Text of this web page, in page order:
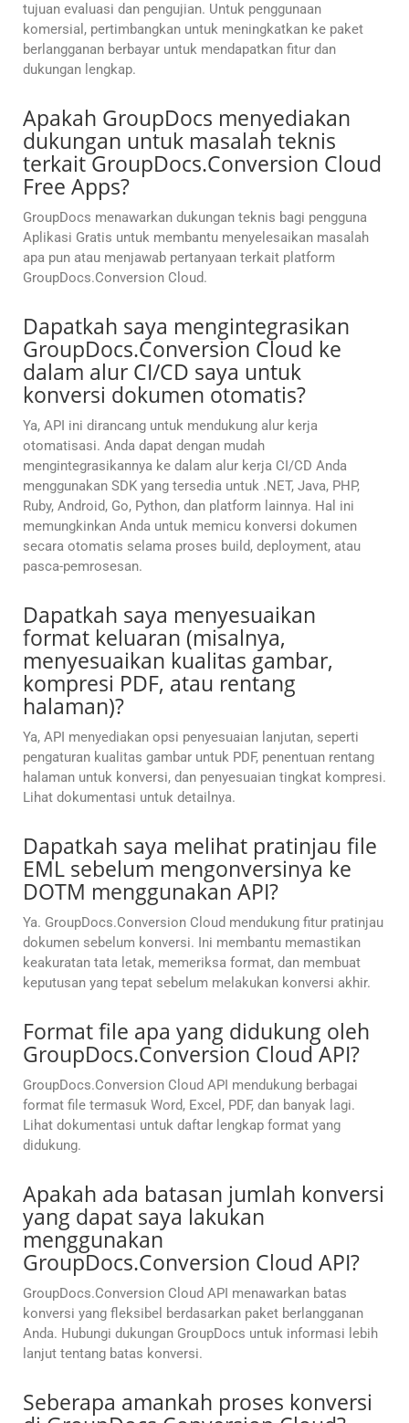
tujuan evaluasi dan pengujian. Untuk penggunaan
komersial, pertimbangkan untuk meningkatkan ke paket
berlangganan berbayar untuk mendapatkan fitur dan
dukungan lengkap.
Apakah GroupDocs menyediakan
dukungan untuk masalah teknis
terkait GroupDocs.Conversion Cloud
Free Apps?
GroupDocs menawarkan dukungan teknis bagi pengguna
Aplikasi Gratis untuk membantu menyelesaikan masalah
apa pun atau menjawab pertanyaan terkait platform
GroupDocs.Conversion Cloud.
Dapatkah saya mengintegrasikan
GroupDocs.Conversion Cloud ke
dalam alur CI/CD saya untuk
konversi dokumen otomatis?
Ya, API ini dirancang untuk mendukung alur kerja
otomatisasi. Anda dapat dengan mudah
mengintegrasikannya ke dalam alur kerja CI/CD Anda
menggunakan SDK yang tersedia untuk .NET, Java, PHP,
Ruby, Android, Go, Python, dan platform lainnya. Hal ini
memungkinkan Anda untuk memicu konversi dokumen
secara otomatis selama proses build, deployment, atau
pasca-pemrosesan.
Dapatkah saya menyesuaikan
format keluaran (misalnya,
menyesuaikan kualitas gambar,
kompresi PDF, atau rentang
halaman)?
Ya, API menyediakan opsi penyesuaian lanjutan, seperti
pengaturan kualitas gambar untuk PDF, penentuan rentang
halaman untuk konversi, dan penyesuaian tingkat kompresi.
Lihat dokumentasi untuk detailnya.
Dapatkah saya melihat pratinjau file
EML sebelum mengonversinya ke
DOTM menggunakan API?
Ya. GroupDocs.Conversion Cloud mendukung fitur pratinjau
dokumen sebelum konversi. Ini membantu memastikan
keakuratan tata letak, memeriksa format, dan membuat
keputusan yang tepat sebelum melakukan konversi akhir.
Format file apa yang didukung oleh
GroupDocs.Conversion Cloud API?
GroupDocs.Conversion Cloud API mendukung berbagai
format file termasuk Word, Excel, PDF, dan banyak lagi.
Lihat dokumentasi untuk daftar lengkap format yang
didukung.
Apakah ada batasan jumlah konversi
yang dapat saya lakukan
menggunakan
GroupDocs.Conversion Cloud API?
GroupDocs.Conversion Cloud API menawarkan batas
konversi yang fleksibel berdasarkan paket berlangganan
Anda. Hubungi dukungan GroupDocs untuk informasi lebih
lanjut tentang batas konversi.
Seberapa amankah proses konversi